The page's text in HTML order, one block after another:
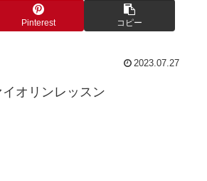
Pinterest コピー
2023.07.27
オリンレッスン